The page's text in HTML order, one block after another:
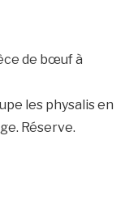
de bœuf à
les physalis en
Réserve.